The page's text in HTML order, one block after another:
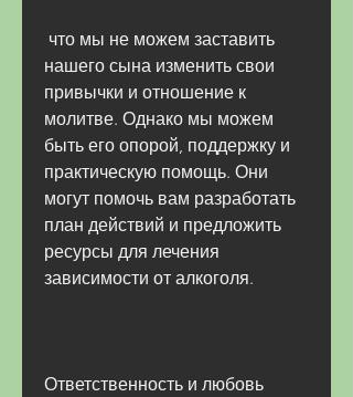
нашего сына изменить свои
привычки и отношение к
молитве. Однако мы можем
быть его опорой, поддержку и
практическую помощь. Они
могут помочь вам разработать
план действий и предложить
ресурсы для лечения
зависимости от алкоголя.
Ответственность и любовь